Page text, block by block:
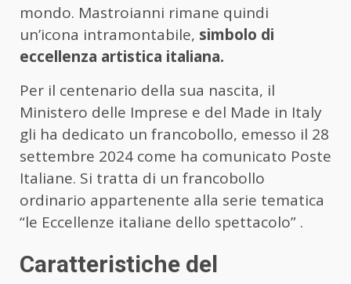
mondo. Mastroianni rimane quindi
un’icona intramontabile, simbolo di
eccellenza artistica italiana.
Per il centenario della sua nascita, il
Ministero delle Imprese e del Made in Italy
gli ha dedicato un francobollo, emesso il 28
settembre 2024 come ha comunicato Poste
Italiane. Si tratta di un francobollo
ordinario appartenente alla serie tematica
“le Eccellenze italiane dello spettacolo” .
Caratteristiche del